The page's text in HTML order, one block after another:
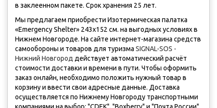
в заклеенном пакете. Срок хранения 25 лет.
Мы предлагаем приобрести Изотермическая палатка
«Emergency Shelter» 243х152 см. на выгодных условиях в
Нижнем Новгороде. На сайте интернет-магазина средств
самообороны и товаров для туризма SIGNAL-SOS -
Нижний Новгород действует автоматический расчёт
стоимости доставки и времени в пути. Чтобы оформить
заказ онлайн, необходимо положить нужный товар в
корзину и ввести свои адресные данные. Доставка
осуществляется по Нижнему Новгороду транспортными